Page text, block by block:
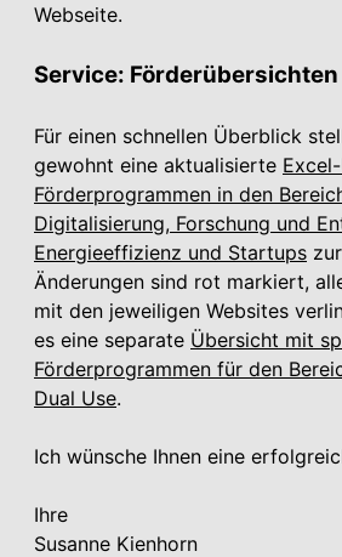
Webseite.
Service: Förderübersichten
Für einen schnellen Überblick
gewohnt eine aktualisierte
Förderprogrammen in den
Digitalisierung, Forschung und
Energieeffizienz und Startups
Änderungen sind rot markiert,
mit den jeweiligen Websites
es eine separate Übersicht mit
Förderprogrammen für den
Dual Use.
Ich wünsche Ihnen eine
Ihre
Susanne Kienhorn